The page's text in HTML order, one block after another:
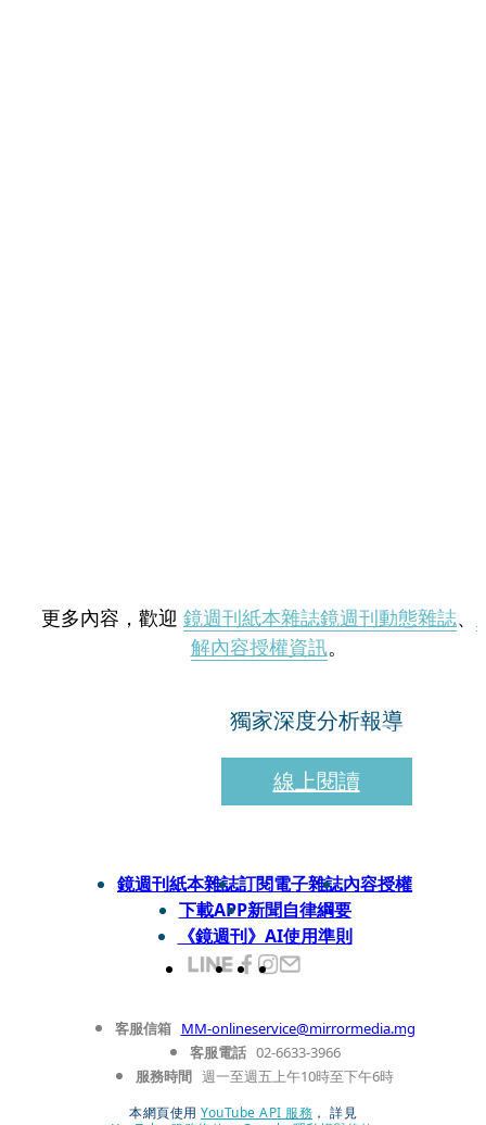
更多內容，歡迎 鏡週刊紙本雜誌鏡週刊動態雜誌、
解內容授權資訊。
獨家深度分析報導
線上閱讀
鏡週刊紙本雜誌訂閱電子雜誌內容授權
下載APP新聞自律綱要
《鏡週刊》AI使用準則
客服信箱 MM-onlineservice@mirrormedia.mg
客服電話 02-6633-3966
服務時間 週一至週五上午10時至下午6時
本網頁使用 YouTube API 服務 ， 詳見